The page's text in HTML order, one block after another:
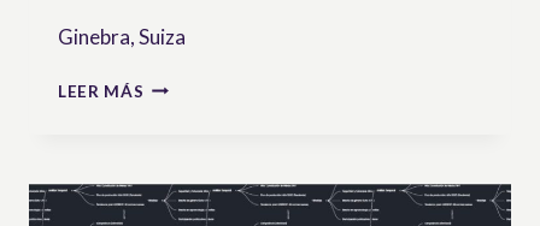
Ginebra, Suiza
LEER MÁS CONFERENCIA:
LA
LUCHA